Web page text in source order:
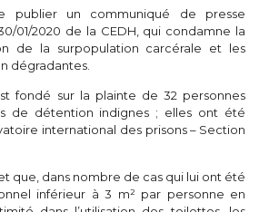
publier un communiqué de presse
01/2020 de la CEDH, qui condamne la
de la surpopulation carcérale et les
dégradantes.
fondé sur la plainte de 32 personnes
de détention indignes ; elles ont été
international des prisons – Section
que, dans nombre de cas qui lui ont été
inférieur à 3 m² par personne en